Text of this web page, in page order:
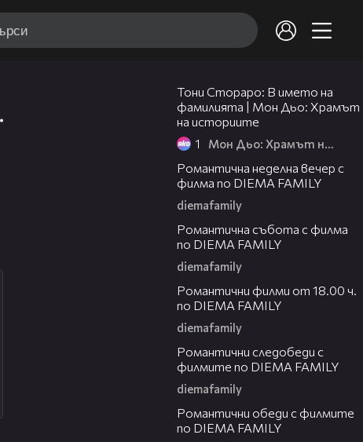
Тони Стораро: В името на
фамилията | Мон Дьо: Храмът
на историите
1 Мон Дьо: Храмът на историите
Романтична неделна вечер с
филма по DIEMA FAMILY
diemafamily
Романтична събота с филма
по DIEMA FAMILY
diemafamily
Романтични филми от 18.00 ч.
по DIEMA FAMILY
diemafamily
Романтични следобеди с
филмите по DIEMA FAMILY
diemafamily
Романтични обеди с филмите
по DIEMA FAMILY